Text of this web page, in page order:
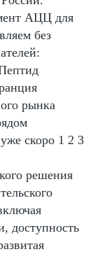
АЦЦ для
без
рынка
скоро 1 2 3
решения
доступность